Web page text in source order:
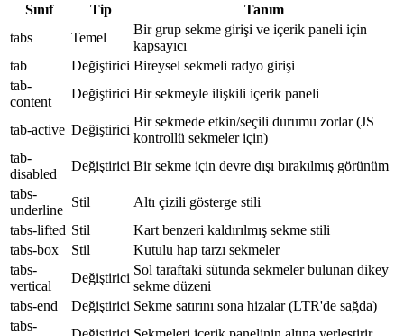
Sınıf Tip
Tanım
tabs
Temel
Bir grup sekme girişi ve içerik paneli için
kapsayıcı
tab
Değiştirici Bireysel sekmeli radyo girişi
tab-
content
Değiştirici Bir sekmeyle ilişkili içerik paneli
tab-active Değiştirici
Bir sekmede etkin/seçili durumu zorlar (JS
kontrollü sekmeler için)
tab-
disabled
Değiştirici Bir sekme için devre dışı bırakılmış görünüm
tabs-
underline
Stil
Altı çizili gösterge stili
tabs-lifted Stil
Kart benzeri kaldırılmış sekme stili
tabs-box
Stil
Kutulu hap tarzı sekmeler
tabs-
vertical
Değiştirici
Sol taraftaki sütunda sekmeler bulunan dikey
sekme düzeni
tabs-end
Değiştirici Sekme satırını sona hizalar (LTR'de sağda)
tabs-